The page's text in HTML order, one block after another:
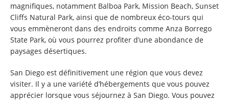
magnifiques, notamment Balboa Park, Mission Beach, Sunset
Cliffs Natural Park, ainsi que de nombreux éco-tours qui
vous emmèneront dans des endroits comme Anza Borrego
State Park, où vous pourrez profiter d’une abondance de
paysages désertiques.
San Diego est définitivement une région que vous devez
visiter. Il y a une variété d’hébergements que vous pouvez
apprécier lorsque vous séjournez à San Diego. Vous pouvez